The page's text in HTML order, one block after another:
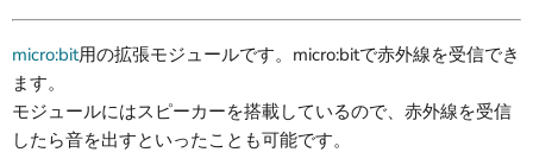
micro:bit用の拡張モジュールです。micro:bitで赤外線を受信でき
ます。
モジュールにはスピーカーを搭載しているので、赤外線を受信
したら音を出すといったことも可能です。